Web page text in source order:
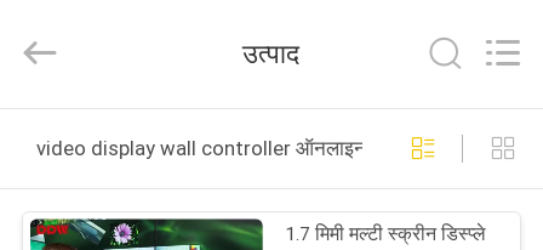
उत्पाद
Rights
by
उत्पाद
video display wall controller ऑनलाइन निर्माण
1.7 मिमी मल्टी स्क्रीन डिस्प्ले